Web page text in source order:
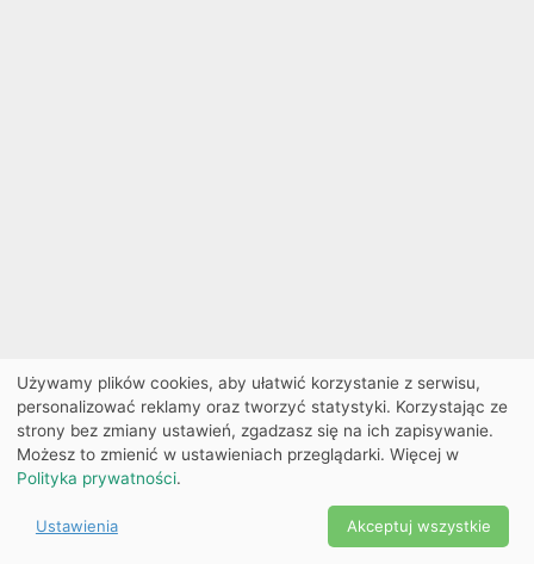
Ekobilet2026 |
Ustawienia
cookies
2026
Używamy plików cookies, aby ułatwić korzystanie z serwisu,
personalizować reklamy oraz tworzyć statystyki. Korzystając ze
strony bez zmiany ustawień, zgadzasz się na ich zapisywanie.
Możesz to zmienić w ustawieniach przeglądarki. Więcej w
Polityka prywatności.
Ustawienia Akceptuj wszystkie